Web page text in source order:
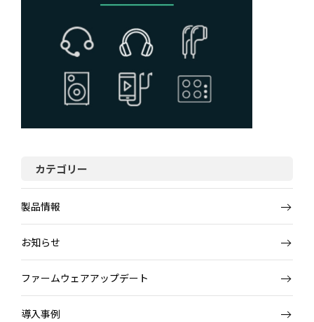
カテゴリー
製品情報
お知らせ
ファームウェアアップデート
導入事例